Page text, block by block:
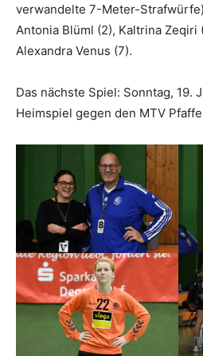
verwandelte 7-Meter-
Antonia Blüml (2), Kaltrina Zeqiri
Alexandra Venus (7).
Das nächste Spiel: Sonntag, 19.
Heimspiel gegen den MTV